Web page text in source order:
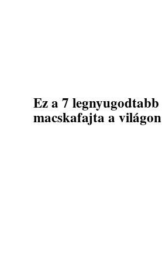
Ez a 7 legnyugodtabb
macskafajta a világon